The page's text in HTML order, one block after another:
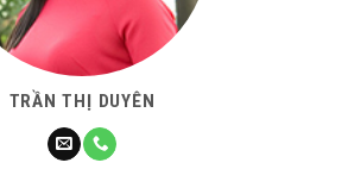
TRẦN THỊ DUYÊN